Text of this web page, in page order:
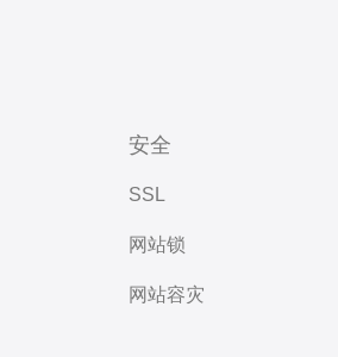
安全
SSL
网站锁
网站容灾